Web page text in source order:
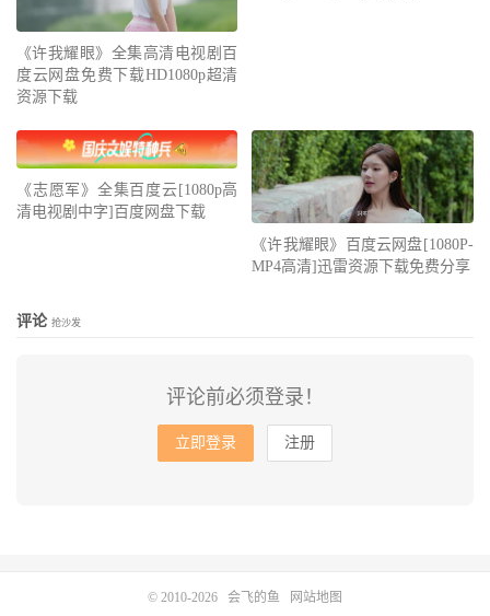
《许我耀眼》全集高清电视剧百
度云网盘免费下载HD1080p超清
资源下载
《志愿军》全集百度云[1080p高
清电视剧中字]百度网盘下载
《许我耀眼》百度云网盘[1080P-
MP4高清]迅雷资源下载免费分享
评论 抢沙发
评论前必须登录！
立即登录 注册
© 2010-2026 会飞的鱼 网站地图